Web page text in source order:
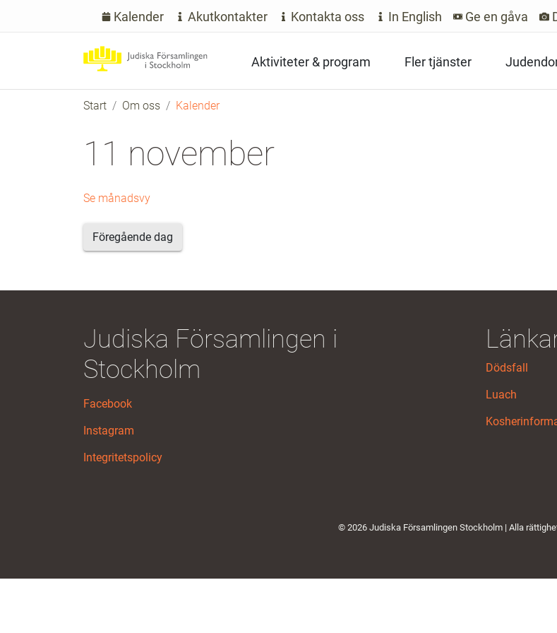
Kalender Akutkontakter Kontakta oss In English Ge en gåva
Aktiviteter & program Fler tjänster
Start Om oss Kalender
11 november
Se månadsvy
Föregående dag
Judiska Församlingen i
Stockholm
Facebook
Instagram
Integritetspolicy
Dödsfall
Luach
© 2026 Judiska Församlingen Stockholm | Alla